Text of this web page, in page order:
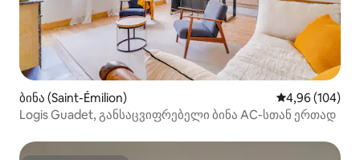
ბინა (Saint-Émilion) საშუალო
4,96 (104)
Logis Guadet, განსაცვიფრებელი ბინა AC-სთან ერთად